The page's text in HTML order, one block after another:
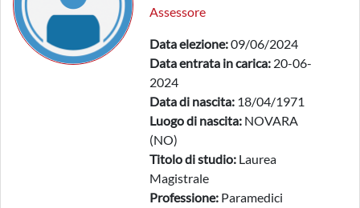
Assessore
Data elezione:09/06/2024
Data entrata in carica: 20-06-
2024
Data di nascita: 18/04/1971
Luogo di nascita: NOVARA
(NO)
Titolo di studio: Laurea
Magistrale
Professione: Paramedici